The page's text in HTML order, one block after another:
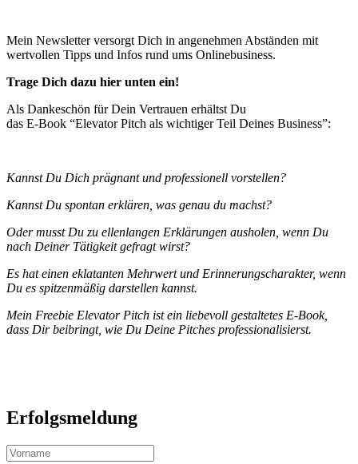
Mein Newsletter versorgt Dich in angenehmen Abständen mit
wertvollen Tipps und Infos rund ums Onlinebusiness.
Trage Dich dazu hier unten ein!
Als Dankeschön für Dein Vertrauen erhältst Du
das E-Book “Elevator Pitch als wichtiger Teil Deines Business”:
Kannst Du Dich prägnant und professionell vorstellen?
Kannst Du spontan erklären, was genau du machst?
Oder musst Du zu ellenlangen Erklärungen ausholen, wenn Du
nach Deiner Tätigkeit gefragt wirst?
Es hat einen eklatanten Mehrwert und Erinnerungscharakter, wenn
Du es spitzenmäßig darstellen kannst.
Mein Freebie Elevator Pitch ist ein liebevoll gestaltetes E-Book,
dass Dir beibringt, wie Du Deine Pitches professionalisierst.
Erfolgsmeldung